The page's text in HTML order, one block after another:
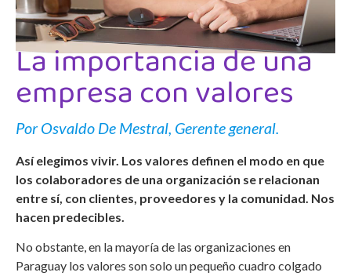
La importancia de una
empresa con valores
Por Osvaldo De Mestral, Gerente general.
Así elegimos vivir. Los valores definen el modo en que
los colaboradores de una organización se relacionan
entre sí, con clientes, proveedores y la comunidad. Nos
hacen predecibles.
No obstante, en la mayoría de las organizaciones en
Paraguay los valores son solo un pequeño cuadro colgado